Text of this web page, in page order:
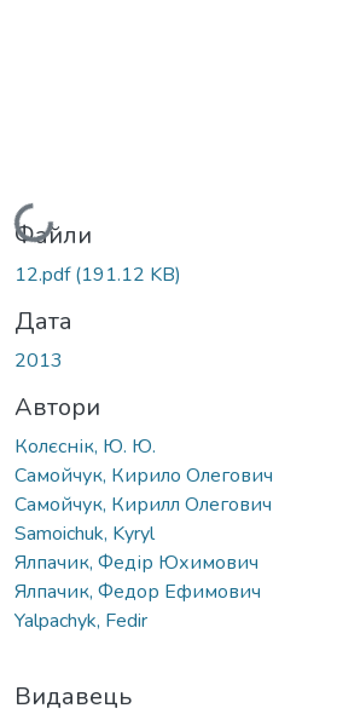
Вантажиться...
Файли
12.pdf(191.12 KB)
Дата
2013
Автори
Колєснік, Ю. Ю.
Самойчук, Кирило Олегович
Самойчук, Кирилл Олегович
Samoichuk, Kyryl
Ялпачик, Федір Юхимович
Ялпачик, Федор Ефимович
Yalpachyk, Fedir
Видавець